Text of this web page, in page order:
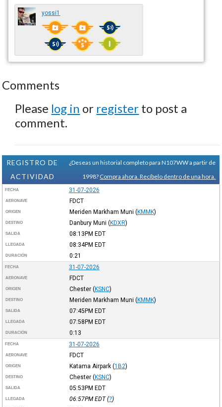
yossi1
Comments
Please log in or register to post a
comment.
REGISTRO DE
ACTIVIDAD
¿Deseas un historial completo para N107WW a partir de
1998? Compra ahora. Recíbelo dentro de una hora.
FECHA 31-07-2026
AERONAVE FDCT
ORIGEN Meriden Markham Muni (KMMK)
DESTINO Danbury Muni (KDXR)
SALIDA 08:13PM EDT
LLEGADA 08:34PM EDT
DURACIÓN 0:21
FECHA 31-07-2026
AERONAVE FDCT
ORIGEN Chester (KSNC)
DESTINO Meriden Markham Muni (KMMK)
SALIDA 07:45PM EDT
LLEGADA 07:58PM EDT
DURACIÓN 0:13
FECHA 31-07-2026
AERONAVE FDCT
ORIGEN Katama Airpark (1B2)
DESTINO Chester (KSNC)
SALIDA 05:53PM EDT
LLEGADA 06:57PM EDT(?)